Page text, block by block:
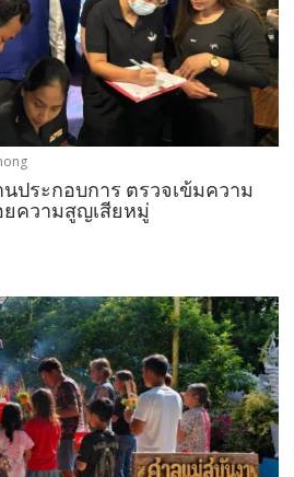
ประกอบการ ตรวจเข้มความ
ความสูญเสียหมู่